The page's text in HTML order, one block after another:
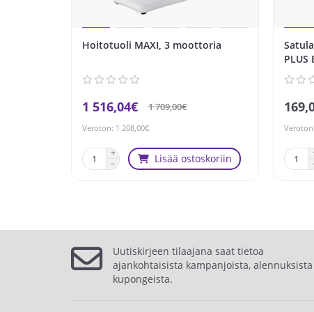
Hoitotuoli MAXI, 3 moottoria
1 516,04€ 1 709,00€
Veroton: 1 208,00€
Lisää ostoskoriin
PLUS
Uutiskirjeen tilaajana saat tietoa
ajankohtaisista kampanjoista,
kupongeista.